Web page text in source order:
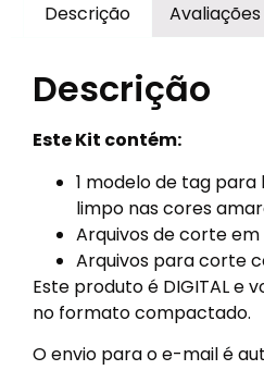
Descrição
Descrição
Este Kit contém:
1 modelo de tag para
limpo nas cores
Arquivos de corte em
Arquivos para corte
Este produto é DIGITAL e
no formato compactado.
O envio para o e-mail é